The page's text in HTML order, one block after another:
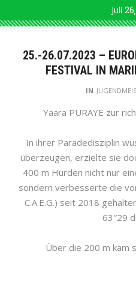
Juli 26
25.-26.07.2023 –
FESTIVAL IN
IN
Yaara PURAYE zur
In ihrer Paradedisziplin
überzeugen, erzielte sie
400 m Hürden nicht nur
sondern verbesserte die
C.A.E.G.) seit 2018
63″29
Über die 200 m kam